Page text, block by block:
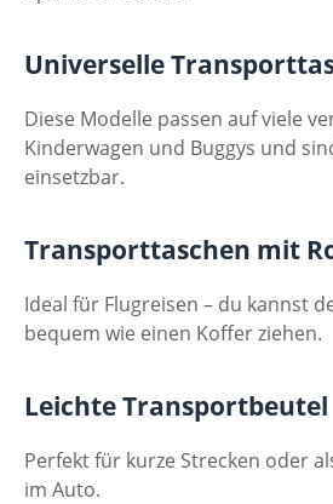
Universelle
Diese Modelle passen auf viele
Kinderwagen und Buggys und
einsetzbar.
Transporttaschen mit
Ideal für Flugreisen – du kannst
bequem wie einen Koffer ziehen.
Leichte Transportbeutel
Perfekt für kurze Strecken oder
im Auto.